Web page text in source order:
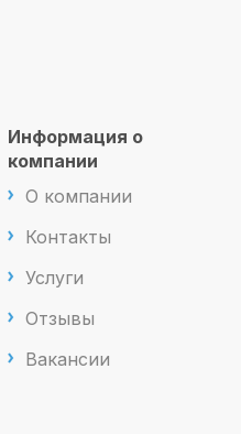
Информация о
компании
О компании
Контакты
Услуги
Отзывы
Вакансии